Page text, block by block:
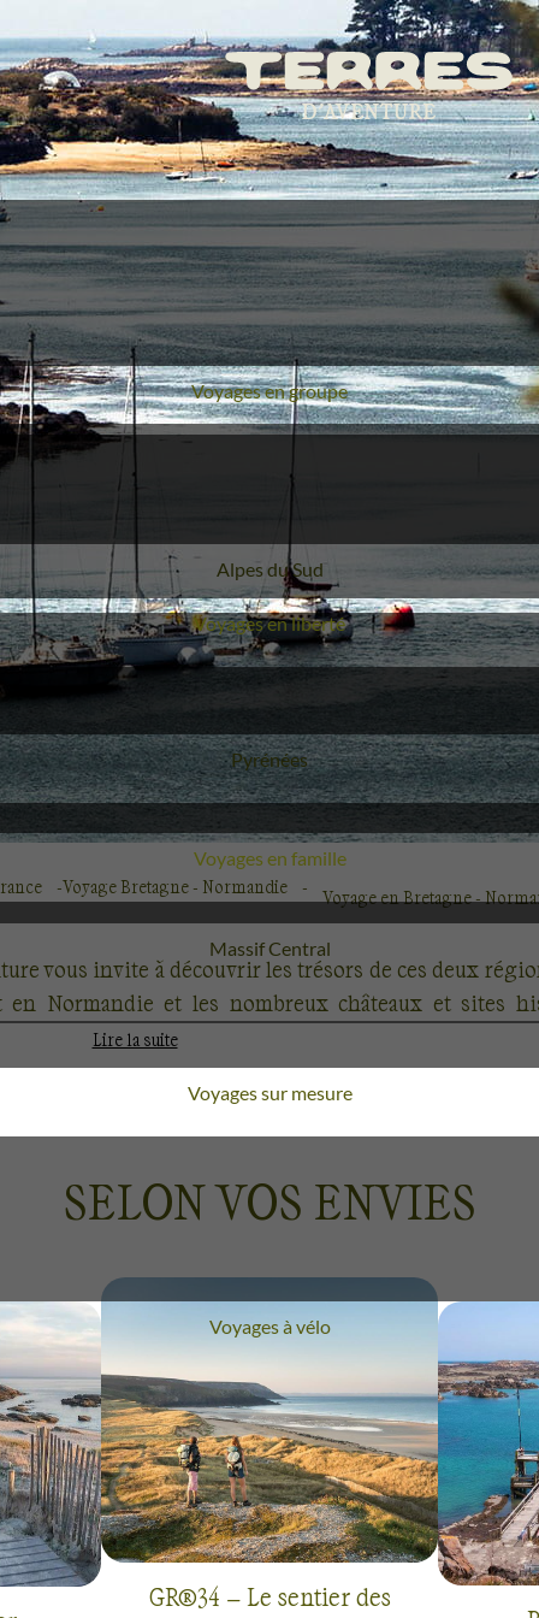
Voyage
Alpes du Sud
Voyage
Pyrénées
Voyage
Massif Central
Voyages en groupe
Voyages en liberté
Voyages en famille
Voyages sur mesure
Voyages à vélo
Voyage Bretagne - Normandie
Voyage en Bretagne -
vous invite à découvrir les trésors de ces deux
en Normandie et les nombreux châteaux et sites
à la découverte des îles bretonnes, de Saint-
avec des paysages côtiers uniques et variés. Le
du blanc pur des plages et la mer bleu turquoise
avec des randonnées accessibles à tous
son panel de paysages et de couleurs uniques.
du Mont-Saint-Michel, est liée aux aventures
réputée pour ses magnifiques randonnées en air
Guernesey et Sark sont également à découvrir. La
par des baies paradisiaques, des falaises abruptes,
idéal pour une randonnée, une séance de
à vélo, entre terre et mer, en partant de Rennes
Lire la suite
SELON VOS ENVIES
GR®34 – Le sentier des